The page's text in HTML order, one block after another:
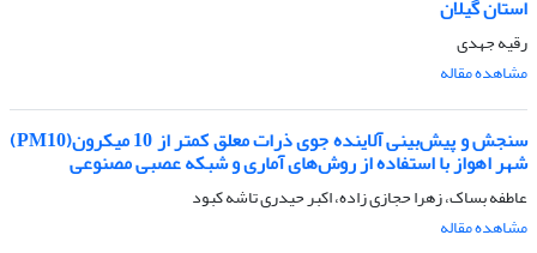
استان گیلان
رقیه جهدی
مشاهده مقاله
سنجش و پیش‌بینی آلاینده جوی ذرات معلق کمتر از 10 میکرون(PM10)
شهر اهواز با استفاده از روش‌های آماری و شبکه عصبی مصنوعی
عاطفه بساک، زهرا حجازی زاده، اکبر حیدری تاشه کبود
مشاهده مقاله